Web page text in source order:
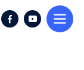
Hledat FacebookYouTube